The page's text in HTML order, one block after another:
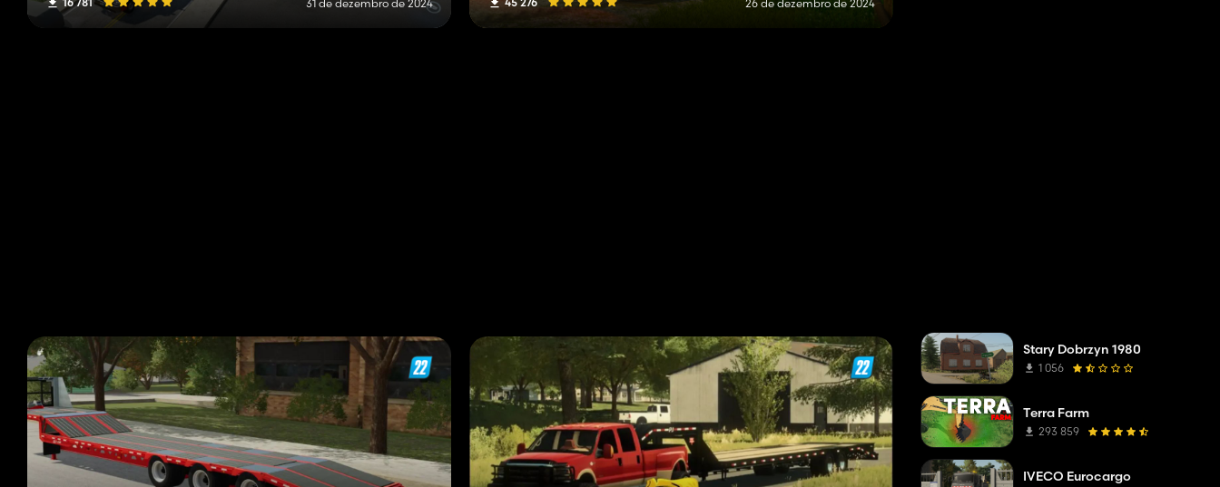
31 de dezembro de 2024 26 de dezembro de 2024
Stary Dobrzyn 1980
1 056
Terra Farm
293 859
IVECO Eurocargo